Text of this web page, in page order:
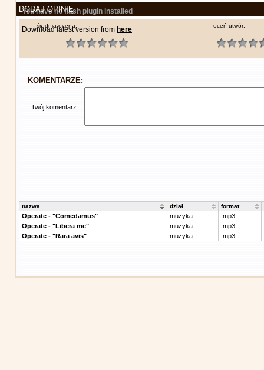
You have no flash plugin installed
Download latest version from here
DODAJ OPINIĘ
średnia ocena: oceń utwór:
KOMENTARZE:
Twój komentarz:
nazwa dział format
Operate - "Comedamus" muzyka
.mp3
Operate - "Libera me"
muzyka
.mp3
Operate - "Rara avis"
muzyka .mp3